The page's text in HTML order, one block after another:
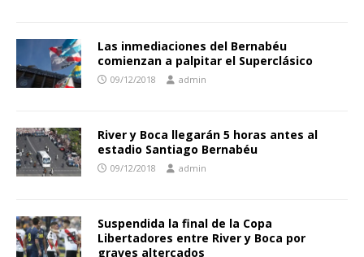
Las inmediaciones del Bernabéu
comienzan a palpitar el Superclásico
09/12/2018 admin
River y Boca llegarán 5 horas antes al
estadio Santiago Bernabéu
09/12/2018 admin
Suspendida la final de la Copa
Libertadores entre River y Boca por
graves altercados